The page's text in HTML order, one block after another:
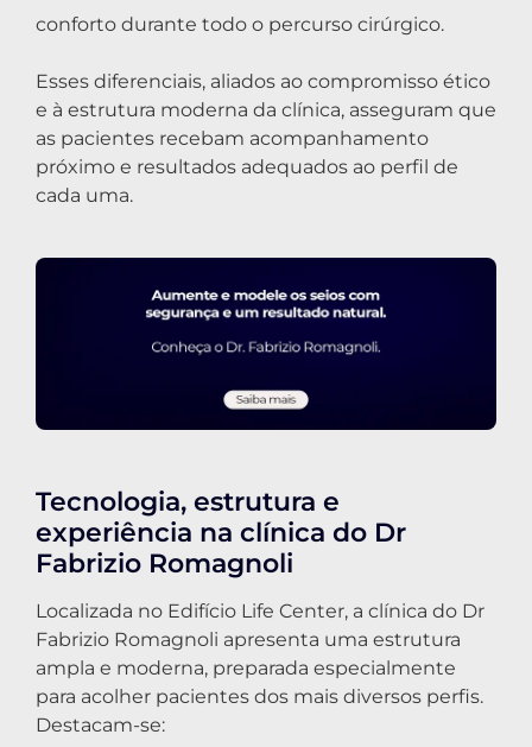
conforto durante todo o percurso cirúrgico.
Esses diferenciais, aliados ao compromisso ético
e à estrutura moderna da clínica, asseguram que
as pacientes recebam acompanhamento
próximo e resultados adequados ao perfil de
cada uma.
Tecnologia, estrutura e
experiência na clínica do Dr
Fabrizio Romagnoli
Localizada no Edifício Life Center, a clínica do Dr
Fabrizio Romagnoli apresenta uma estrutura
ampla e moderna, preparada especialmente
para acolher pacientes dos mais diversos perfis.
Destacam-se: